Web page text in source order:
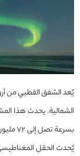
يُعد الشفق القطبي من
الشمالية. يحدث هذا
بسرعة
يُحدث الحقل